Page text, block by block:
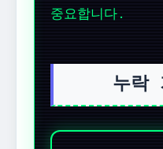
중요합니다.
누락